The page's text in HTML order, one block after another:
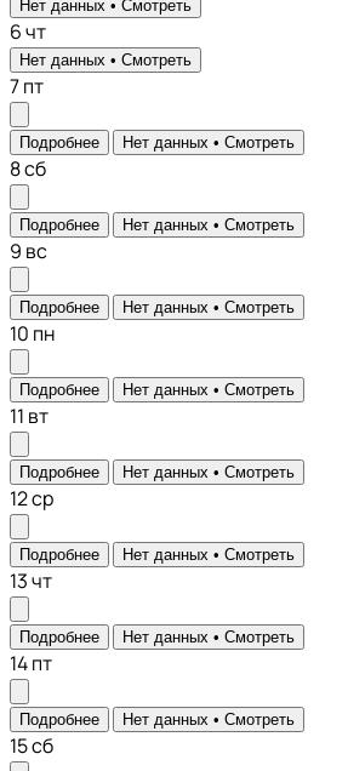
Нет данных • Смотреть
6чт
Нет данных • Смотреть
7пт
Подробнее Нет данных • Смотреть
8сб
Подробнее Нет данных • Смотреть
9 вс
Подробнее Нет данных • Смотреть
10 пн
Подробнее Нет данных • Смотреть
11 вт
Подробнее Нет данных • Смотреть
12ср
Подробнее Нет данных • Смотреть
13чт
Подробнее Нет данных • Смотреть
14пт
Подробнее Нет данных • Смотреть
15сб